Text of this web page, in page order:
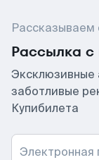
Рассказываем
Рассылка
Эксклюзивные
заботливые
Купибилета
Электронная